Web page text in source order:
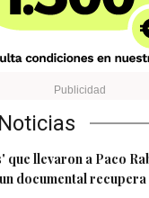
que llevaron a Paco
documental